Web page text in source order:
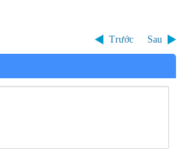
Trước Sau